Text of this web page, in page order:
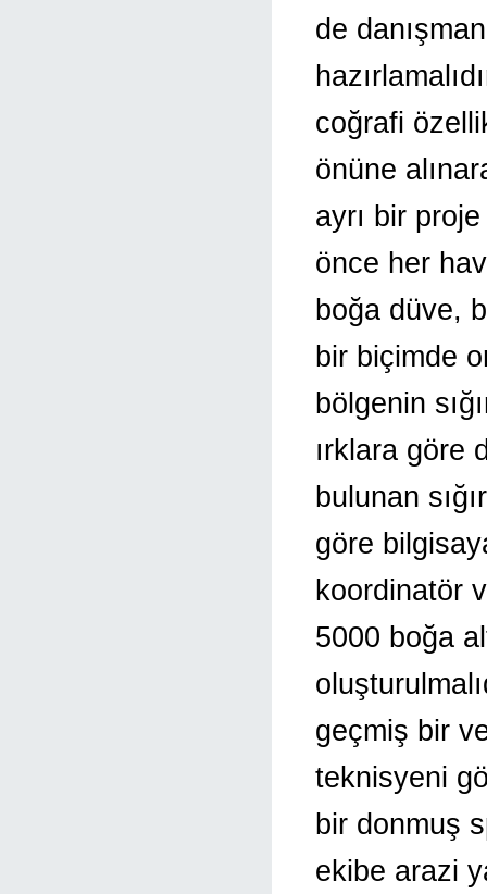
de
coğrafi
önüne
ayrı bir
önce her
boğa düve,
bir biçimde
bölgenin
ırklara göre
bulunan
göre
koordinatör
5000 boğa
geçmiş bir
teknisyeni
bir donmuş
ekibe arazi